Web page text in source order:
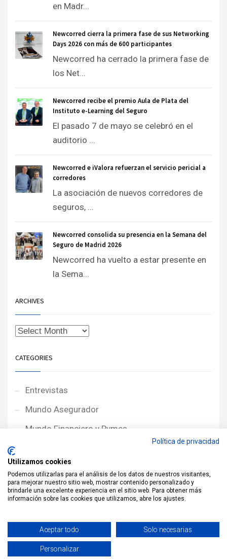
en Madr...
Newcorred cierra la primera fase de sus Networking
Days 2026 con más de 600 participantes
Newcorred ha cerrado la primera fase de
los Net...
Newcorred recibe el premio Aula de Plata del
Instituto e-Learning del Seguro
El pasado 7 de mayo se celebró en el
auditorio ...
Newcorred e iValora refuerzan el servicio pericial a
corredores
La asociación de nuevos corredores de
seguros, ...
Newcorred consolida su presencia en la Semana del
Seguro de Madrid 2026
Newcorred ha vuelto a estar presente en
la Sema...
ARCHIVES
CATEGORIES
Entrevistas
Mundo Asegurador
Mundo Financiero y Pymes
Noticias NewcorRED
Protagonistas
Sin categoría
Política de privacidad
Utilizamos cookies
Podemos utilizarlas para el análisis de los datos de nuestros visitantes,
para mejorar nuestro sitio web, mostrar contenido personalizado y
brindarle una excelente experiencia en el sitio web. Para obtener más
información sobre las cookies que utilizamos, abre los ajustes.
Aceptar todo Solo necesarias
Personalizar